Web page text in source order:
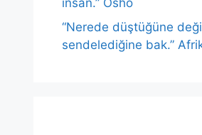
insan.” Osho
“Nerede düştüğüne
sendelediğine bak.”